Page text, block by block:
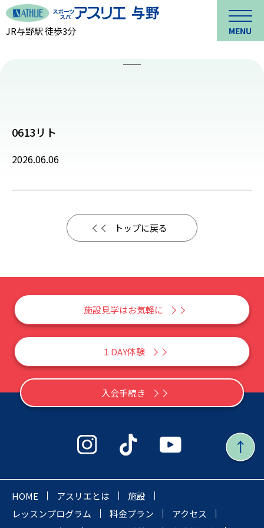
JR与野駅 徒歩3分 MENU
0613リト
2026.06.06
トップに戻る
施設見学はお気軽に
１DAY体験
入会手続き
HOME アスリエとは
施設
レッスンプログラム
料金プラン
アクセス